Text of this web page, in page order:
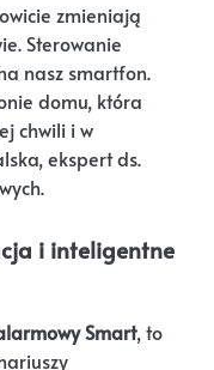
zmieniają
Sterowanie
nasz smartfon.
domu, która
chwili i w
ekspert ds.
i inteligentne
Smart, to